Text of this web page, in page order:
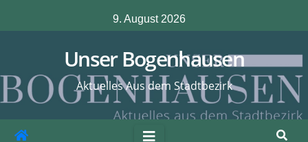
Inhalt
9. August 2026
Unser Bogenhausen
Aktuelles Aus dem Stadtbezirk